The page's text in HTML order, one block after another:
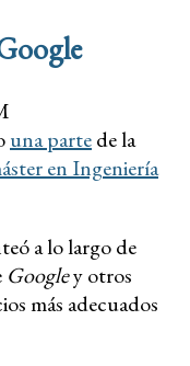
una partede la
en Ingeniería
a lo largo de
Googley otros
más adecuados